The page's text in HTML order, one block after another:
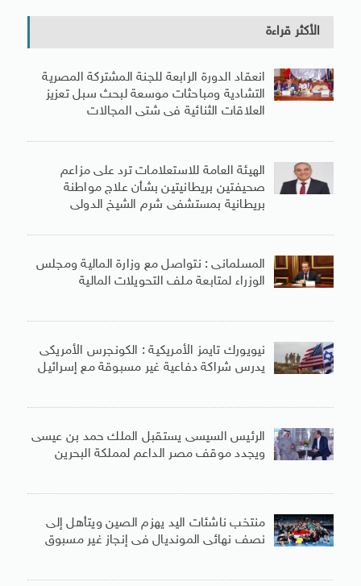
الأكثر قراءة
انعقاد الدورة الرابعة للجنة المشتركة المصرية
التشادية ومباحثات موسعة لبحث سبل تعزيز
العلاقات الثنائية فى شتى المجالات
الهيئة العامة للاستعلامات ترد على مزاعم
صحيفتين بريطانيتين بشأن علاج مواطنة
بريطانية بمستشفى شرم الشيخ الدولى
المسلمانى : نتواصل مع وزارة المالية ومجلس
الوزراء لمتابعة ملف التحويلات المالية
نيويورك تايمز الأمريكية : الكونجرس الأمريكى
يدرس شراكة دفاعية غير مسبوقة مع إسرائيل
الرئيس السيسى يستقبل الملك حمد بن عيسى
ويجدد موقف مصر الداعم لمملكة البحرين
منتخب ناشئات اليد يهزم الصين ويتأهل إلى
نصف نهائى المونديال فى إنجاز غير مسبوق